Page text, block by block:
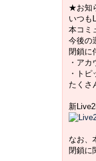
★お知
いつも
本コミ
今後の
閉鎖に
・ア
・ト
たくさ
新
なお、
閉鎖に